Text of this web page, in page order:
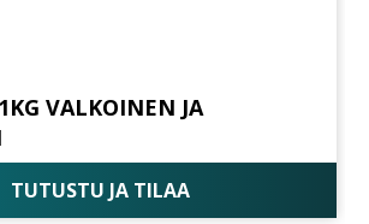
VALKOINEN JA
TUTUSTU JA TILAA